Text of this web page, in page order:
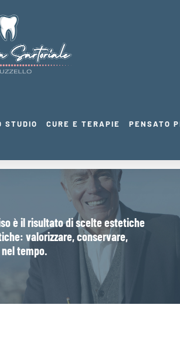
STUDIO CURE E TERAPIE PENSATO
è il risultato di scelte estetiche
valorizzare, conservare,
tempo.